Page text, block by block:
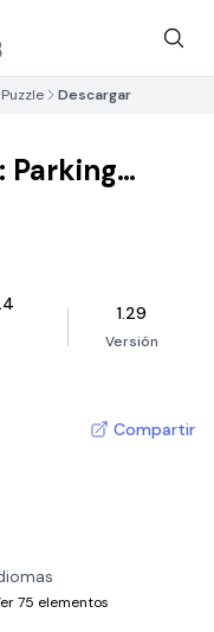
Descargar
Parking
1.29
Versión
Compartir
75 elementos